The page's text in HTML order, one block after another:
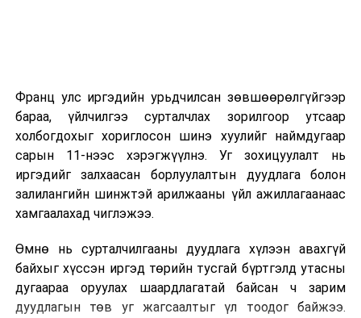
Франц улс иргэдийн урьдчилсан зөвшөөрөлгүйгээр
бараа, үйлчилгээ сурталчлах зорилгоор утсаар
холбогдохыг хориглосон шинэ хуулийг наймдугаар
сарын 11-нээс хэрэгжүүлнэ. Уг зохицуулалт нь
иргэдийг залхаасан борлуулалтын дуудлага болон
залилангийн шинжтэй арилжааны үйл ажиллагаанаас
хамгаалахад чиглэжээ.
Өмнө нь сурталчилгааны дуудлага хүлээн авахгүй
байхыг хүссэн иргэд төрийн тусгай бүртгэлд утасны
дугаараа оруулах шаардлагатай байсан ч зарим
дуудлагын төв уг жагсаалтыг үл тоодог байжээ.